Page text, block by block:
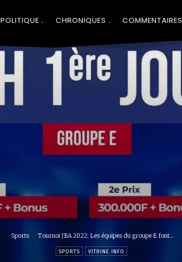
POLITIQUE CHRONIQUES COMMENTAIRES
Sports Tournoi JBA 2022: Les équipes du groupe E font...
SPORTS VITRINE INFO